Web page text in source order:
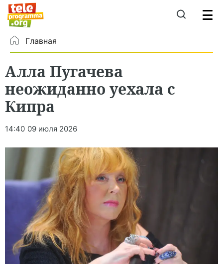
Главная
Алла Пугачева
неожиданно уехала с
Кипра
14:40 09 июля 2026